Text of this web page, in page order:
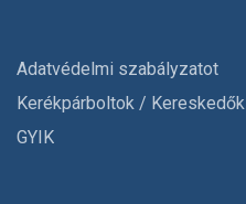
Adatvédelmi szabályzatot
Kerékpárboltok / Kereskedők
GYIK